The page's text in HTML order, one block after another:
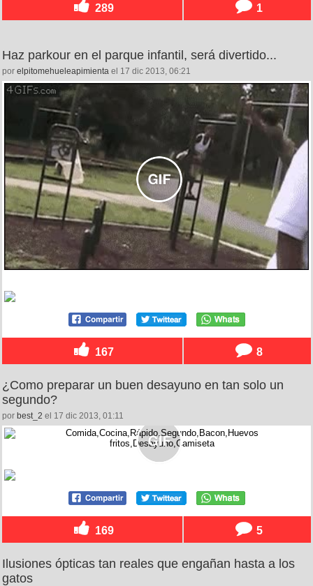
289 1
Haz parkour en el parque infantil, será divertido...
por elpitomehueleapimienta el 17 dic 2013, 06:21
167 8
¿Como preparar un buen desayuno en tan solo un
segundo?
por best_2 el 17 dic 2013, 01:11
169 5
Ilusiones ópticas tan reales que engañan hasta a los
gatos